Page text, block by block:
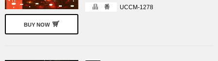
BUY NOW
品 番
UCCM-1278